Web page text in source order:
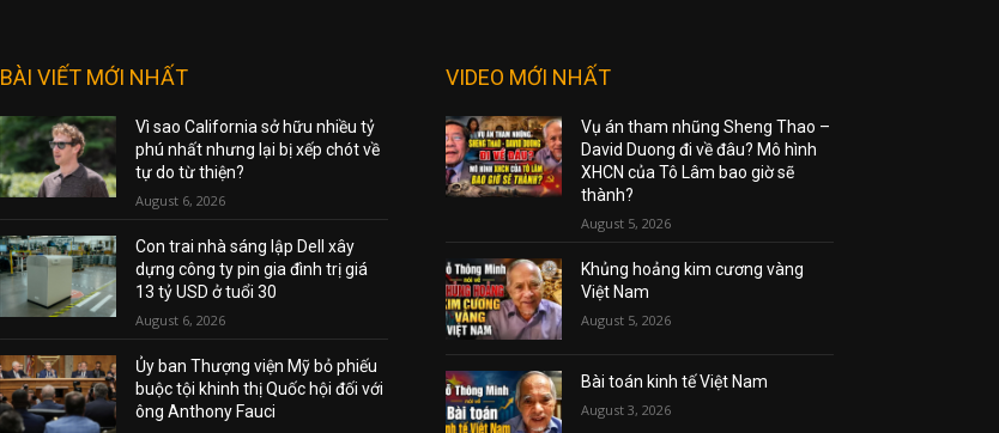
BÀI VIẾT MỚI NHẤT
Vì sao California sở hữu nhiều tỷ
phú nhất nhưng lại bị xếp chót về
tự do từ thiện?
August 6, 2026
Con trai nhà sáng lập Dell xây
dựng công ty pin gia đình trị giá
13 tỷ USD ở tuổi 30
August 6, 2026
Ủy ban Thượng viện Mỹ bỏ phiếu
buộc tội khinh thị Quốc hội đối với
ông Anthony Fauci
VIDEO MỚI NHẤT
Vụ án tham nhũng Sheng Thao –
David Duong đi về đâu? Mô hình
XHCN của Tô Lâm bao giờ sẽ
thành?
August 5, 2026
Khủng hoảng kim cương vàng
Việt Nam
August 5, 2026
Bài toán kinh tế Việt Nam
August 3, 2026